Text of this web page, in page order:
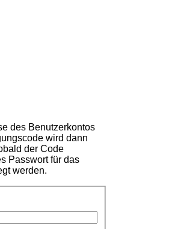
des Benutzerkontos
wird dann
der Code
Passwort für das
werden.